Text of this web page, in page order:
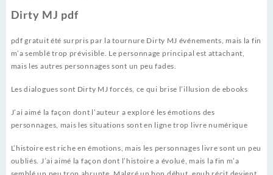
Dirty MJ pdf
pdf gratuit été surpris par la tournure Dirty MJ événements, mais la fin
m’a semblé trop prévisible. Le personnage principal est attachant,
mais les autres personnages sont un peu fades.
Les dialogues sont Dirty MJ forcés, ce qui brise l’illusion de ebooks
J’ai aimé la façon dont l’auteur a exploré les émotions des
personnages, mais les situations sont en ligne trop livre numérique
L’histoire est riche en émotions, mais les personnages livre sont un peu
oubliés. J’ai aimé la façon dont l’histoire a évolué, mais la fin m’a